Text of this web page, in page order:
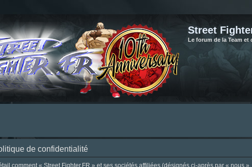
Street
Le forum de la Team et
de confidentialité
comment « Street Fighter.FR » et ses sociétés affiliées (désignés ci-après par « nous